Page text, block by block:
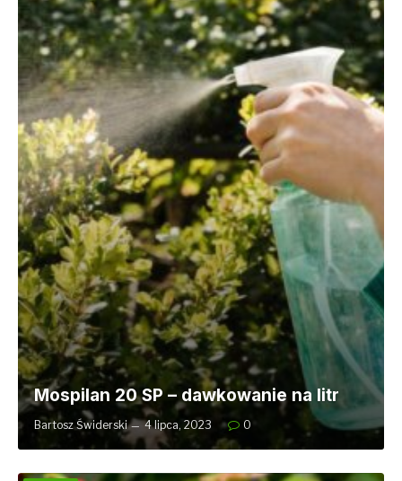
Mospilan 20 SP – dawkowanie na litr
Bartosz Świderski 4 lipca, 2023 0